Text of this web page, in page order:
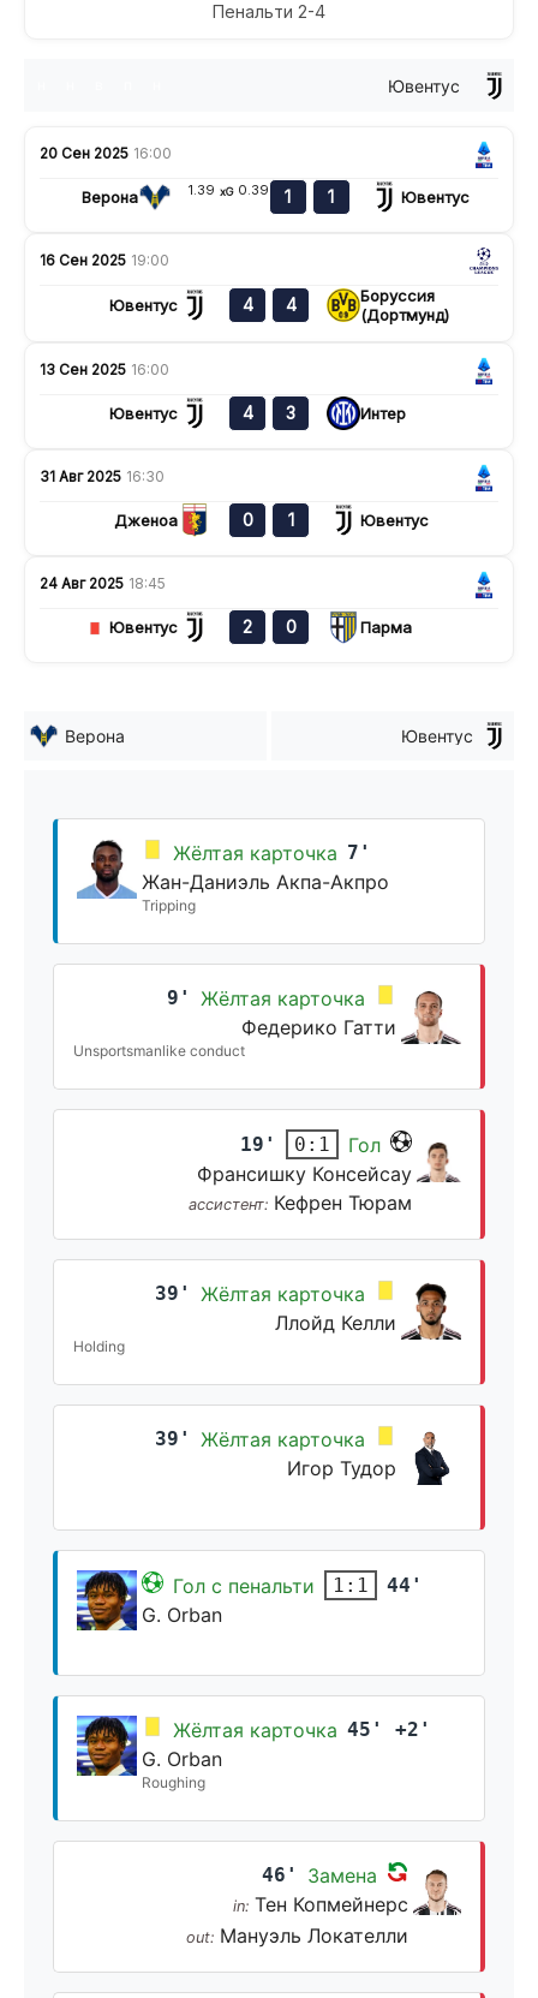
Пенальти 2-4
Ювентус
20 Сен 2025 16:00
Верона 1.39 xG 0.39 1 1 Ювентус
16 Сен 2025 19:00
Ювентус 4 4
Боруссия
(Дортмунд)
13 Сен 2025 16:00
Ювентус 4 3 Интер
31 Авг 2025 16:30
Дженоа 0 1 Ювентус
24 Авг 2025 18:45
Ювентус 2 0 Парма
Верона Ювентус
Жёлтая карточка 7'
Жан-Даниэль Акпа-Акпро
Tripping
9'
Жёлтая карточка
Федерико Гатти
Unsportsmanlike conduct
19' 0:1
Гол
Франсишку Консейсау
ассистент: Кефрен Тюрам
39'
Жёлтая карточка
Ллойд Келли
Holding
39'
Жёлтая карточка
Игор Тудор
Гол с пенальти 1:1 44'
G. Orban
Жёлтая карточка 45' +2'
G. Orban
Roughing
46' Замена
in: Тен Копмейнерс
out: Мануэль Локателли